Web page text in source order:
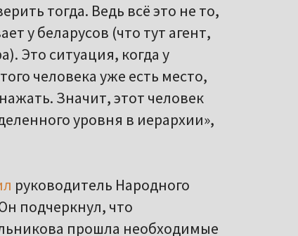
тогда. Ведь всё это не то,
у беларусов (что тут агент,
Это ситуация, когда у
человека уже есть место,
Значит, этот человек
уровня в иерархии»,
руководитель Народного
подчеркнул, что
прошла необходимые